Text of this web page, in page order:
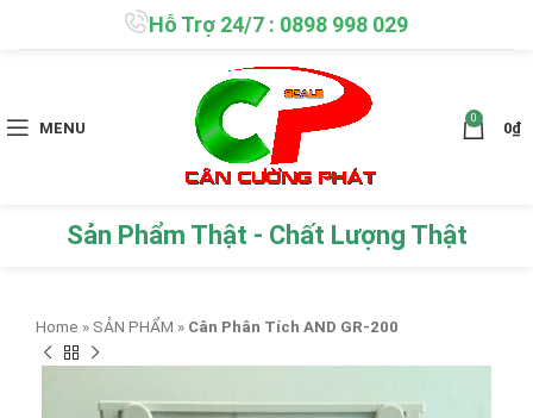
Hỗ Trợ 24/7 : 0898 998 029
MENU
0
0₫
Sản Phẩm Thật - Chất Lượng Thật
Home » SẢN PHẨM » Cân Phân Tích AND GR-200